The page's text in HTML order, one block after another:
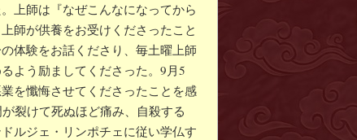
上師は『なぜこんなになってから
師が供養をお受けくださったこと
体験をお話くださり、毎土曜上師
よう励ましてくださった。9月5
を懺悔させてくださったことを感
裂けて死ぬほど痛み、自殺する
ルジェ・リンポチェに従い学仏す